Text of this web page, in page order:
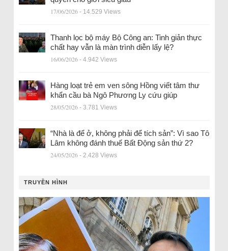
17/06/2026 - 14.529 Views
Thanh lọc bộ máy Bộ Công an: Tinh giản thực
chất hay vẫn là màn trình diễn lấy lệ?
16/06/2026 - 4.942 Views
Hàng loạt trẻ em ven sông Hồng viết tâm thư
khẩn cầu bà Ngô Phương Ly cứu giúp
28/05/2026 - 3.781 Views
“Nhà là để ở, không phải để tích sản”: Vì sao Tô
Lâm không đánh thuế Bất Động sản thứ 2?
24/05/2026 - 2.428 Views
TRUYỀN HÌNH